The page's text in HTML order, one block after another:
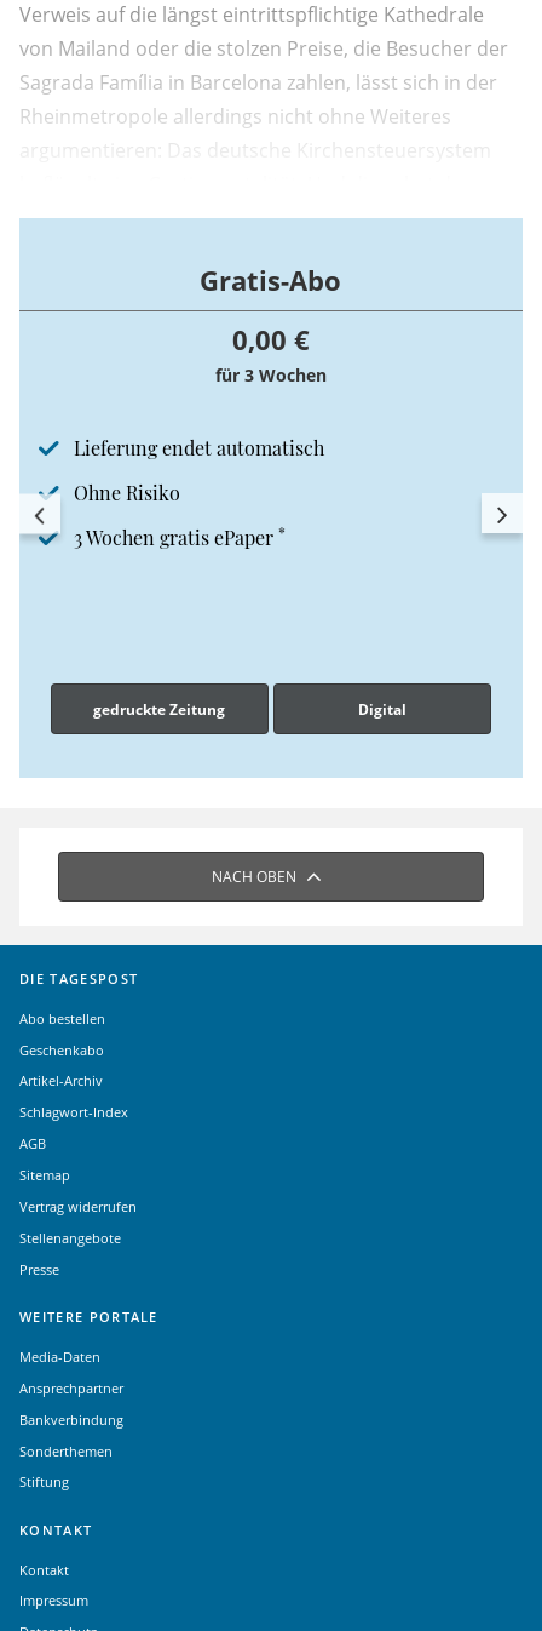
Verweis auf die längst eintrittspflichtige Kathedrale
von Mailand oder die stolzen Preise, die Besucher der
Sagrada Família in Barcelona zahlen, lässt sich in der
Rheinmetropole allerdings nicht ohne Weiteres
argumentieren: Das deutsche Kirchensteuersystem
Kölner Dom als augenfälligem Zentrum der
Gratis-Abo
0,00 €
für 3 Wochen
Lieferung endet automatisch
Ohne Risiko
3 Wochen gratis ePaper *
gedruckte Zeitung Digital
NACH OBEN
DIE TAGESPOST
Abo bestellen
Geschenkabo
Artikel-Archiv
Schlagwort-Index
AGB
Sitemap
Vertrag widerrufen
Stellenangebote
Presse
WEITERE PORTALE
Media-Daten
Ansprechpartner
Bankverbindung
Sonderthemen
Stiftung
KONTAKT
Kontakt
Impressum